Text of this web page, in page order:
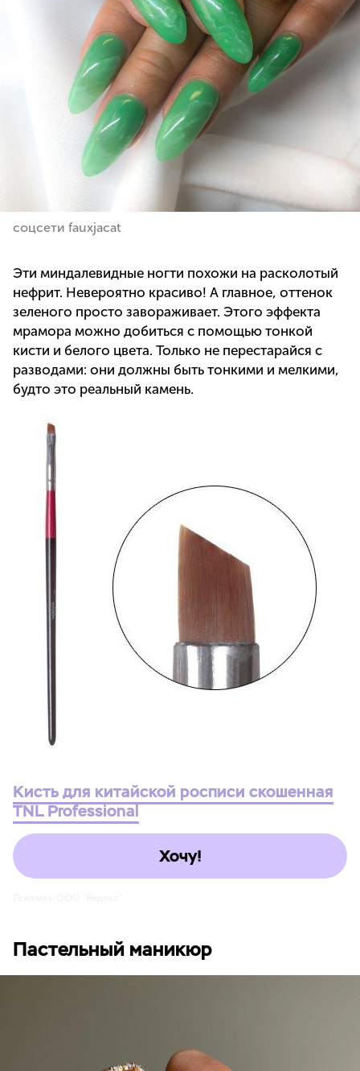
соцсети fauxjacat
Эти миндалевидные ногти похожи на расколотый
нефрит. Невероятно красиво! А главное, оттенок
зеленого просто завораживает. Этого эффекта
мрамора можно добиться с помощью тонкой
кисти и белого цвета. Только не перестарайся с
разводами: они должны быть тонкими и мелкими,
будто это реальный камень.
Кисть для китайской росписи скошенная
TNL Professional
Хочу!
Пастельный маникюр